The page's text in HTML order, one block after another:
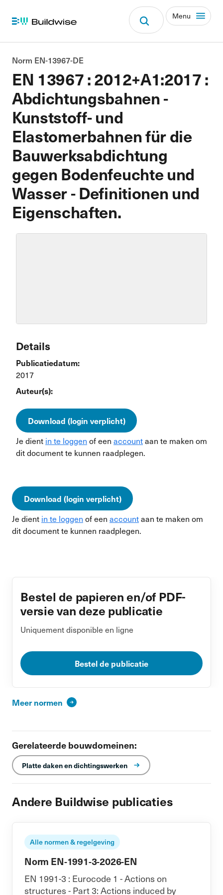
Menu
EN 13967 : 2012+A1:2017 :
Abdichtungsbahnen -
Kunststoff- und
Elastomerbahnen für die
Bauwerksabdichtung
gegen Bodenfeuchte und
Wasser - Definitionen und
Eigenschaften.
Norm EN-13967-DE
Details
Publicatiedatum:
2017
Auteur(s):
Download (login verplicht)
Je dient in te loggen of een accountaan te maken om
dit document te kunnen raadplegen.
Download (login verplicht)
Je dient in te loggen of een accountaan te maken om
dit document te kunnen raadplegen.
Bestel de papieren en/of PDF-
versie van deze publicatie
Uniquement disponible en ligne
Bestel de publicatie
Meer normen
Gerelateerde bouwdomeinen:
Platte daken en dichtingswerken
Andere Buildwise publicaties
Alle normen & regelgeving
Norm EN-1991-3-2026-EN
EN 1991-3 : Eurocode 1 - Actions on
structures - Part 3: Actions induced by